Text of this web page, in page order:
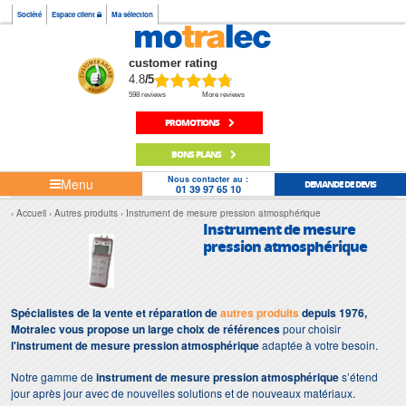
Société Espace client Ma sélection
customer rating
4.8/5
598 reviews More reviews
PROMOTIONS
BONS PLANS
Menu Nous contacter au :
01 39 97 65 10 DEMANDE DE DEVIS
Accueil Autres produits Instrument de mesure pression atmosphérique
Instrument de mesure
pression atmosphérique
Spécialistes de la vente et réparation deautres produits depuis 1976,
Motralec vous propose un large choix de référencespour choisir
l'instrument de mesure pression atmosphériqueadaptée à votre besoin.
Notre gamme deinstrument de mesure pression atmosphériques’étend
jour après jour avec de nouvelles solutions et de nouveaux matériaux.